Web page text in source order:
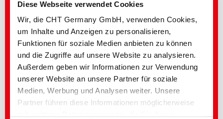
Diese Webseite verwendet Cookies
Wir, die CHT Germany GmbH, verwenden Cookies,
um Inhalte und Anzeigen zu personalisieren,
Funktionen für soziale Medien anbieten zu können
und die Zugriffe auf unsere Website zu analysieren.
Außerdem geben wir Informationen zur Verwendung
unserer Website an unsere Partner für soziale
Medien, Werbung und Analysen weiter. Unsere
Partner führen diese Informationen möglicherweise
Das umweltverträgliche Veredlungskonzept für Jeans
Produkte | 08.12.2017
DEHACLEAN NATURAL 12 | Spezialwaschmittel